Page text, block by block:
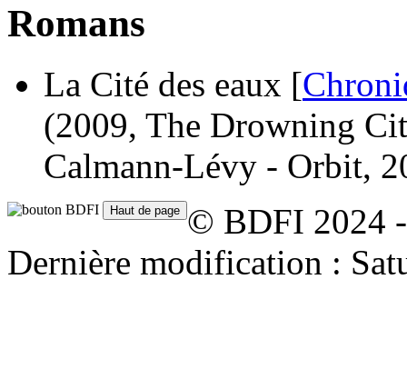
Romans
La Cité des eaux [
(2009, The Drowning
Calmann-Lévy - Orbit,
© BDFI 2024
Dernière modification :